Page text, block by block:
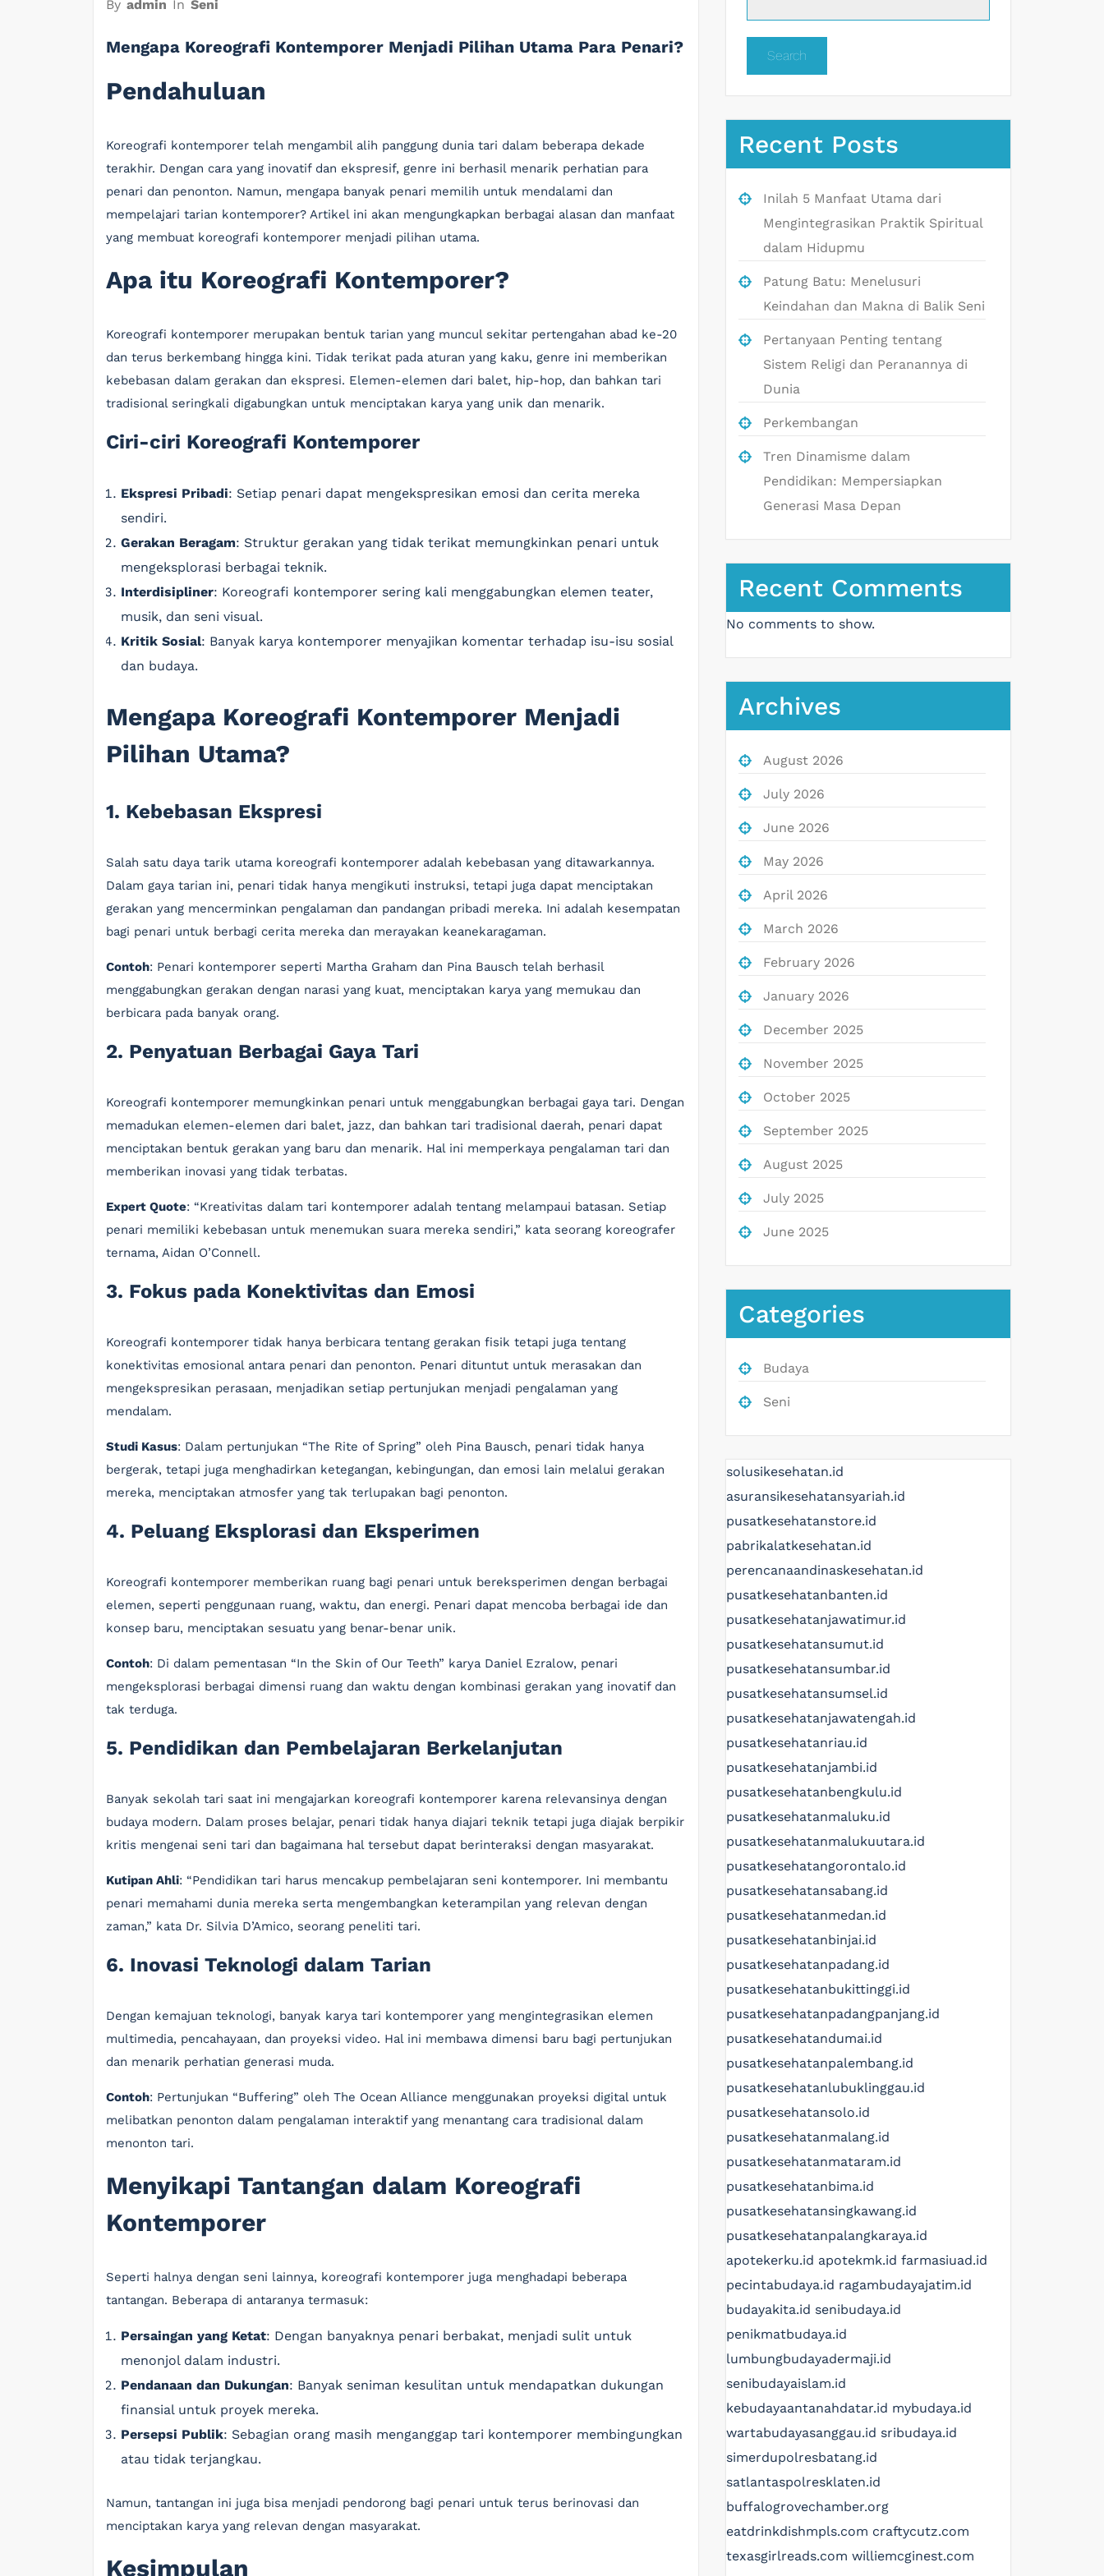
By admin In Seni
Mengapa Koreografi Kontemporer Menjadi Pilihan Utama Para Penari?
Pendahuluan
Koreografi kontemporer telah mengambil alih panggung dunia tari dalam beberapa dekade
terakhir. Dengan cara yang inovatif dan ekspresif, genre ini berhasil menarik perhatian para
penari dan penonton. Namun, mengapa banyak penari memilih untuk mendalami dan
mempelajari tarian kontemporer? Artikel ini akan mengungkapkan berbagai alasan dan manfaat
yang membuat koreografi kontemporer menjadi pilihan utama.
Apa itu Koreografi Kontemporer?
Koreografi kontemporer merupakan bentuk tarian yang muncul sekitar pertengahan abad ke-20
dan terus berkembang hingga kini. Tidak terikat pada aturan yang kaku, genre ini memberikan
kebebasan dalam gerakan dan ekspresi. Elemen-elemen dari balet, hip-hop, dan bahkan tari
tradisional seringkali digabungkan untuk menciptakan karya yang unik dan menarik.
Ciri-ciri Koreografi Kontemporer
Ekspresi Pribadi: Setiap penari dapat mengekspresikan emosi dan cerita mereka
sendiri.
Gerakan Beragam: Struktur gerakan yang tidak terikat memungkinkan penari untuk
mengeksplorasi berbagai teknik.
Interdisipliner: Koreografi kontemporer sering kali menggabungkan elemen teater,
musik, dan seni visual.
Kritik Sosial: Banyak karya kontemporer menyajikan komentar terhadap isu-isu sosial
dan budaya.
Mengapa Koreografi Kontemporer Menjadi
Pilihan Utama?
1. Kebebasan Ekspresi
Salah satu daya tarik utama koreografi kontemporer adalah kebebasan yang ditawarkannya.
Dalam gaya tarian ini, penari tidak hanya mengikuti instruksi, tetapi juga dapat menciptakan
gerakan yang mencerminkan pengalaman dan pandangan pribadi mereka. Ini adalah kesempatan
bagi penari untuk berbagi cerita mereka dan merayakan keanekaragaman.
Contoh: Penari kontemporer seperti Martha Graham dan Pina Bausch telah berhasil
menggabungkan gerakan dengan narasi yang kuat, menciptakan karya yang memukau dan
berbicara pada banyak orang.
2. Penyatuan Berbagai Gaya Tari
Koreografi kontemporer memungkinkan penari untuk menggabungkan berbagai gaya tari. Dengan
memadukan elemen-elemen dari balet, jazz, dan bahkan tari tradisional daerah, penari dapat
menciptakan bentuk gerakan yang baru dan menarik. Hal ini memperkaya pengalaman tari dan
memberikan inovasi yang tidak terbatas.
Expert Quote: “Kreativitas dalam tari kontemporer adalah tentang melampaui batasan. Setiap
penari memiliki kebebasan untuk menemukan suara mereka sendiri,” kata seorang koreografer
ternama, Aidan O’Connell.
3. Fokus pada Konektivitas dan Emosi
Koreografi kontemporer tidak hanya berbicara tentang gerakan fisik tetapi juga tentang
konektivitas emosional antara penari dan penonton. Penari dituntut untuk merasakan dan
mengekspresikan perasaan, menjadikan setiap pertunjukan menjadi pengalaman yang
mendalam.
Studi Kasus: Dalam pertunjukan “The Rite of Spring” oleh Pina Bausch, penari tidak hanya
bergerak, tetapi juga menghadirkan ketegangan, kebingungan, dan emosi lain melalui gerakan
mereka, menciptakan atmosfer yang tak terlupakan bagi penonton.
4. Peluang Eksplorasi dan Eksperimen
Koreografi kontemporer memberikan ruang bagi penari untuk bereksperimen dengan berbagai
elemen, seperti penggunaan ruang, waktu, dan energi. Penari dapat mencoba berbagai ide dan
konsep baru, menciptakan sesuatu yang benar-benar unik.
Contoh: Di dalam pementasan “In the Skin of Our Teeth” karya Daniel Ezralow, penari
mengeksplorasi berbagai dimensi ruang dan waktu dengan kombinasi gerakan yang inovatif dan
tak terduga.
5. Pendidikan dan Pembelajaran Berkelanjutan
Banyak sekolah tari saat ini mengajarkan koreografi kontemporer karena relevansinya dengan
budaya modern. Dalam proses belajar, penari tidak hanya diajari teknik tetapi juga diajak berpikir
kritis mengenai seni tari dan bagaimana hal tersebut dapat berinteraksi dengan masyarakat.
Kutipan Ahli: “Pendidikan tari harus mencakup pembelajaran seni kontemporer. Ini membantu
penari memahami dunia mereka serta mengembangkan keterampilan yang relevan dengan
zaman,” kata Dr. Silvia D’Amico, seorang peneliti tari.
6. Inovasi Teknologi dalam Tarian
Dengan kemajuan teknologi, banyak karya tari kontemporer yang mengintegrasikan elemen
multimedia, pencahayaan, dan proyeksi video. Hal ini membawa dimensi baru bagi pertunjukan
dan menarik perhatian generasi muda.
Contoh: Pertunjukan “Buffering” oleh The Ocean Alliance menggunakan proyeksi digital untuk
melibatkan penonton dalam pengalaman interaktif yang menantang cara tradisional dalam
menonton tari.
Menyikapi Tantangan dalam Koreografi
Kontemporer
Seperti halnya dengan seni lainnya, koreografi kontemporer juga menghadapi beberapa
tantangan. Beberapa di antaranya termasuk:
Persaingan yang Ketat: Dengan banyaknya penari berbakat, menjadi sulit untuk
menonjol dalam industri.
Pendanaan dan Dukungan: Banyak seniman kesulitan untuk mendapatkan dukungan
finansial untuk proyek mereka.
Persepsi Publik: Sebagian orang masih menganggap tari kontemporer membingungkan
atau tidak terjangkau.
Namun, tantangan ini juga bisa menjadi pendorong bagi penari untuk terus berinovasi dan
menciptakan karya yang relevan dengan masyarakat.
Kesimpulan
Search
Recent Posts
Inilah 5 Manfaat Utama dari
Mengintegrasikan Praktik Spiritual
dalam Hidupmu
Patung Batu: Menelusuri
Keindahan dan Makna di Balik Seni
Pertanyaan Penting tentang
Sistem Religi dan Peranannya di
Dunia
Perkembangan
Tren Dinamisme dalam
Pendidikan: Mempersiapkan
Generasi Masa Depan
Recent Comments
No comments to show.
Archives
August 2026
July 2026
June 2026
May 2026
April 2026
March 2026
February 2026
January 2026
December 2025
November 2025
October 2025
September 2025
August 2025
July 2025
June 2025
Categories
Budaya
Seni
solusikesehatan.id
asuransikesehatansyariah.id
pusatkesehatanstore.id
pabrikalatkesehatan.id
perencanaandinaskesehatan.id
pusatkesehatanbanten.id
pusatkesehatanjawatimur.id
pusatkesehatansumut.id
pusatkesehatansumbar.id
pusatkesehatansumsel.id
pusatkesehatanjawatengah.id
pusatkesehatanriau.id
pusatkesehatanjambi.id
pusatkesehatanbengkulu.id
pusatkesehatanmaluku.id
pusatkesehatanmalukuutara.id
pusatkesehatangorontalo.id
pusatkesehatansabang.id
pusatkesehatanmedan.id
pusatkesehatanbinjai.id
pusatkesehatanpadang.id
pusatkesehatanbukittinggi.id
pusatkesehatanpadangpanjang.id
pusatkesehatandumai.id
pusatkesehatanpalembang.id
pusatkesehatanlubuklinggau.id
pusatkesehatansolo.id
pusatkesehatanmalang.id
pusatkesehatanmataram.id
pusatkesehatanbima.id
pusatkesehatansingkawang.id
pusatkesehatanpalangkaraya.id
apotekerku.id apotekmk.id farmasiuad.id
pecintabudaya.id ragambudayajatim.id
budayakita.id senibudaya.id
penikmatbudaya.id
lumbungbudayadermaji.id
senibudayaislam.id
kebudayaantanahdatar.id mybudaya.id
wartabudayasanggau.id sribudaya.id
simerdupolresbatang.id
satlantaspolresklaten.id
buffalogrovechamber.org
eatdrinkdishmpls.com craftycutz.com
texasgirlreads.com williemcginest.com